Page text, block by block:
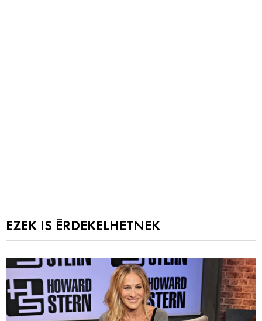
EZEK IS ÉRDEKELHETNEK